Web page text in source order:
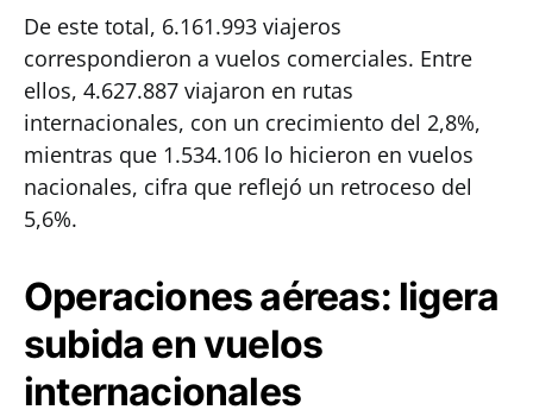
De este total, 6.161.993 viajeros
correspondieron a vuelos comerciales. Entre
ellos, 4.627.887 viajaron en rutas
internacionales, con un crecimiento del 2,8%,
mientras que 1.534.106 lo hicieron en vuelos
nacionales, cifra que reflejó un retroceso del
5,6%.
Operaciones aéreas: ligera
subida en vuelos
internacionales